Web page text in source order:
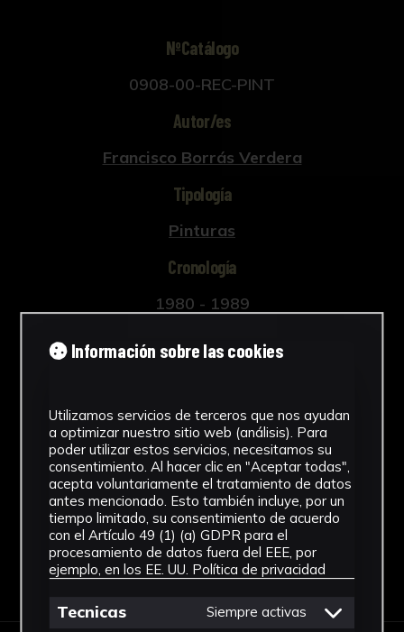
NºCatálogo
0908-00-REC-PINT
Autor/es
Francisco Borrás Verdera
Tipología
Pinturas
Cronología
1980 - 1989
Estilo
Ubicación
Facultad de Ciencias del Trabajo
Ver más
Descargar Ficha
Información sobre las cookies
Utilizamos servicios de terceros que nos ayudan
a optimizar nuestro sitio web (análisis). Para
poder utilizar estos servicios, necesitamos su
consentimiento. Al hacer clic en "Aceptar todas",
acepta voluntariamente el tratamiento de datos
antes mencionado. Esto también incluye, por un
tiempo limitado, su consentimiento de acuerdo
con el Artículo 49 (1) (a) GDPR para el
procesamiento de datos fuera del EEE, por
ejemplo, en los EE. UU. Política de privacidad
Tecnicas Siempre activas